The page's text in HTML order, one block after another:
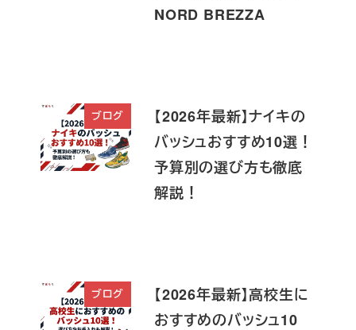
NORD BREZZA
ブログ
【2026年最新】ナイキの
バッシュおすすめ10選！
予算別の選び方も徹底
解説！
ブログ
【2026年最新】高校生に
おすすめのバッシュ10